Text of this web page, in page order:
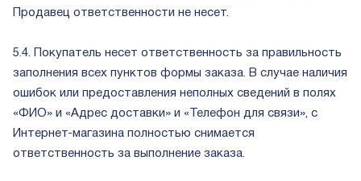
Продавец ответственности не несет.
5.4. Покупатель несет ответственность за правильность
заполнения всех пунктов формы заказа. В случае наличия
ошибок или предоставления неполных сведений в полях
«ФИО» и «Адрес доставки» и «Телефон для связи», с
Интернет-магазина полностью снимается
ответственность за выполнение заказа.